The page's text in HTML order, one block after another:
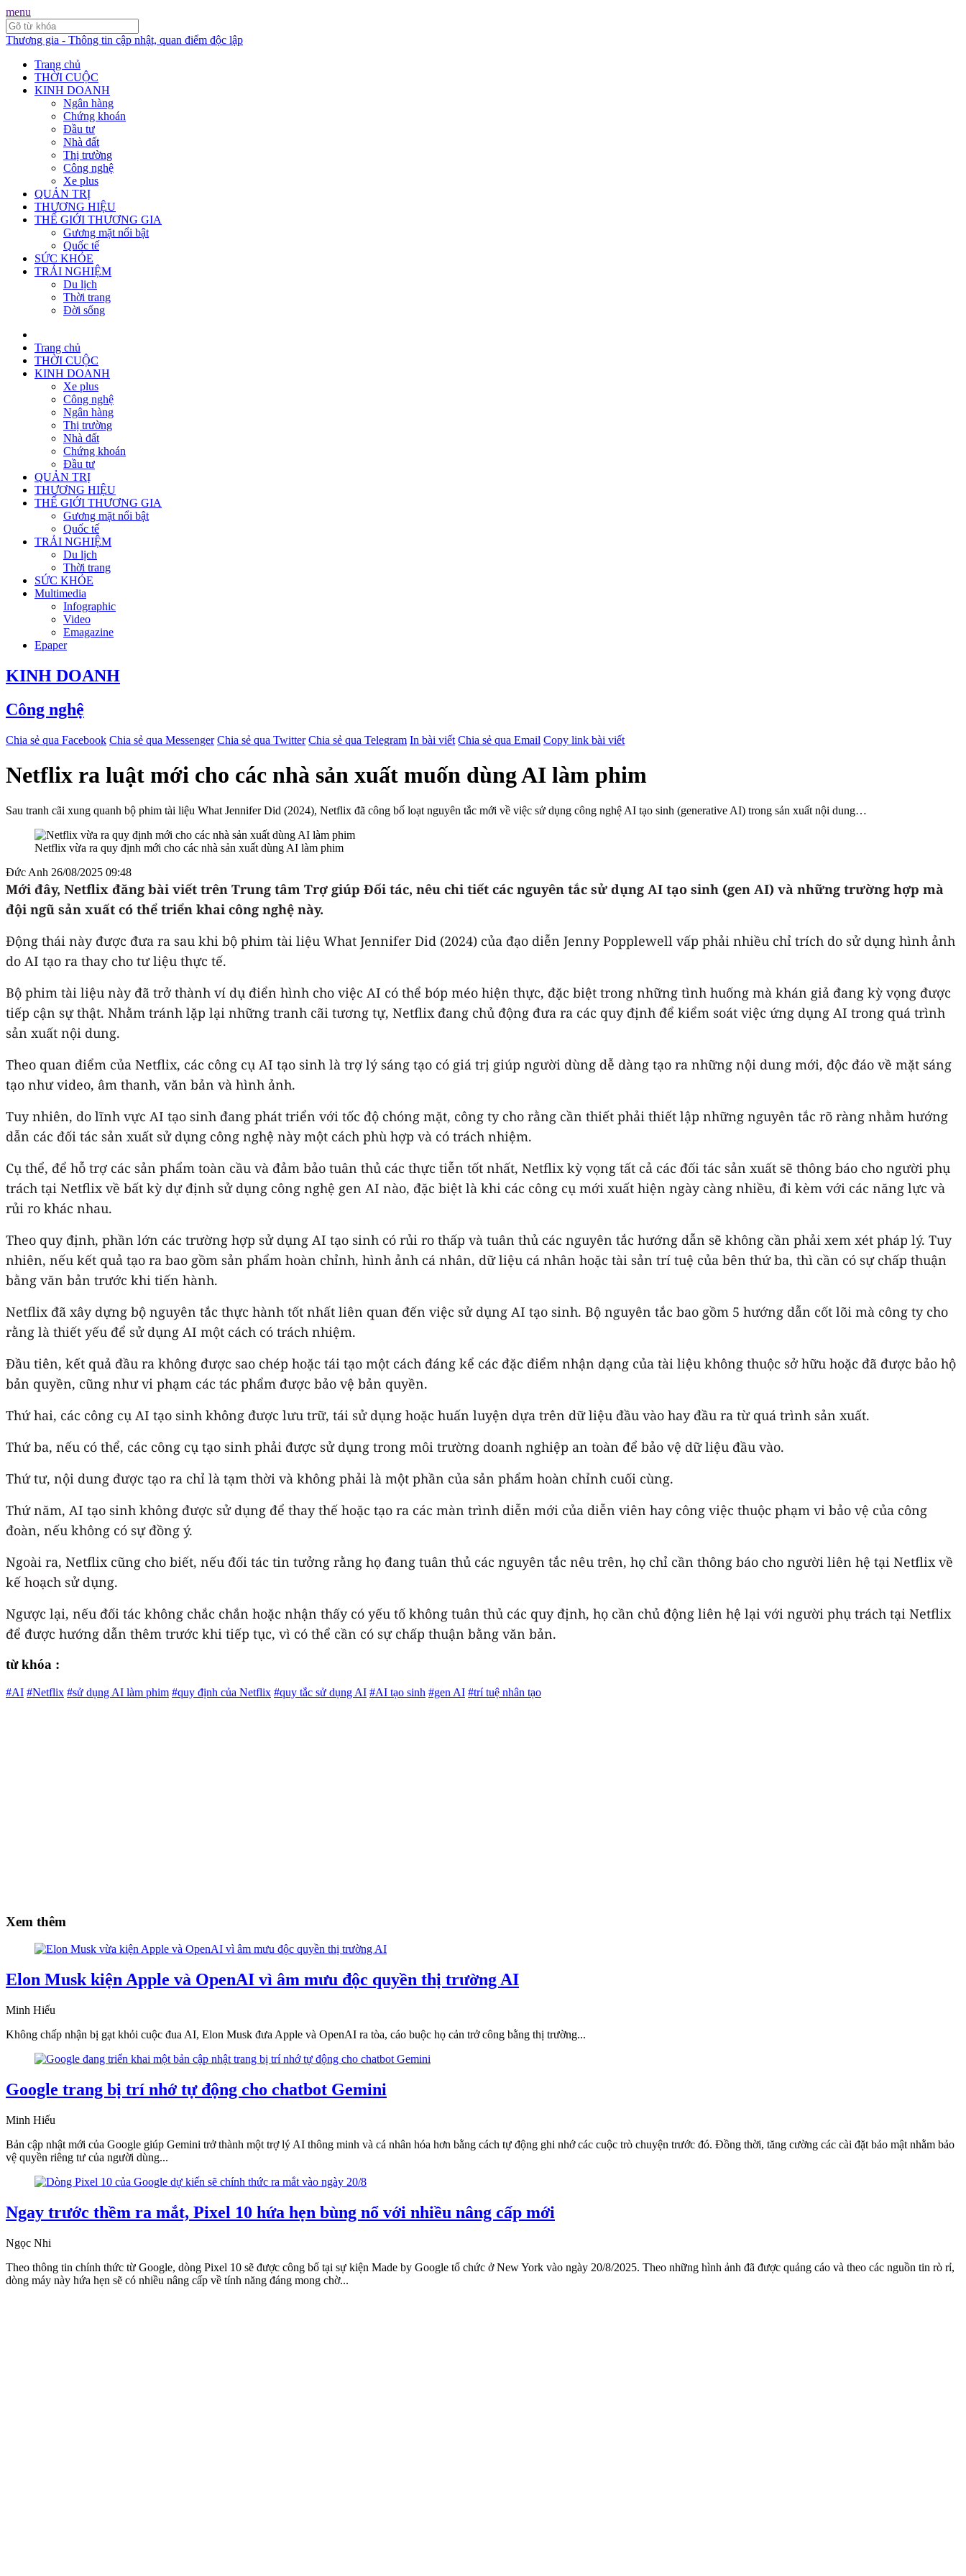
menu
Thương gia - Thông tin cập nhật, quan điểm độc lập
Trang chủ
THỜI CUỘC
KINH DOANH
Ngân hàng
Chứng khoán
Đầu tư
Nhà đất
Thị trường
Công nghệ
Xe plus
QUẢN TRỊ
THƯƠNG HIỆU
THẾ GIỚI THƯƠNG GIA
Gương mặt nổi bật
Quốc tế
SỨC KHỎE
TRẢI NGHIỆM
Du lịch
Thời trang
Đời sống
Trang chủ
THỜI CUỘC
KINH DOANH
Xe plus
Công nghệ
Ngân hàng
Thị trường
Nhà đất
Chứng khoán
Đầu tư
QUẢN TRỊ
THƯƠNG HIỆU
THẾ GIỚI THƯƠNG GIA
Gương mặt nổi bật
Quốc tế
TRẢI NGHIỆM
Du lịch
Thời trang
SỨC KHỎE
Multimedia
Infographic
Video
Emagazine
Epaper
KINH DOANH
Công nghệ
Chia sẻ qua Facebook Chia sẻ qua Messenger Chia sẻ qua Twitter Chia sẻ qua Telegram In bài viết Chia sẻ qua Email Copy link bài viết
Netflix ra luật mới cho các nhà sản xuất muốn dùng AI làm phim
Sau tranh cãi xung quanh bộ phim tài liệu What Jennifer Did (2024), Netflix đã công bố loạt nguyên tắc mới về việc sử dụng công nghệ AI tạo sinh (generative AI) trong sản xuất nội dung…
Netflix vừa ra quy định mới cho các nhà sản xuất dùng AI làm phim
Đức Anh 26/08/2025 09:48
Mới đây, Netflix đăng bài viết trên Trung tâm Trợ giúp Đối tác, nêu chi tiết các nguyên tắc sử dụng AI tạo sinh (gen AI) và những trường hợp mà
đội ngũ sản xuất có thể triển khai công nghệ này.
Động thái này được đưa ra sau khi bộ phim tài liệu What Jennifer Did (2024) của đạo diễn Jenny Popplewell vấp phải nhiều chỉ trích do sử dụng hình ảnh
do AI tạo ra thay cho tư liệu thực tế.
Bộ phim tài liệu này đã trở thành ví dụ điển hình cho việc AI có thể bóp méo hiện thực, đặc biệt trong những tình huống mà khán giả đang kỳ vọng được
tiếp cận sự thật. Nhằm tránh lặp lại những tranh cãi tương tự, Netflix đang chủ động đưa ra các quy định để kiểm soát việc ứng dụng AI trong quá trình
sản xuất nội dung.
Theo quan điểm của Netflix, các công cụ AI tạo sinh là trợ lý sáng tạo có giá trị giúp người dùng dễ dàng tạo ra những nội dung mới, độc đáo về mặt sáng
tạo như video, âm thanh, văn bản và hình ảnh.
Tuy nhiên, do lĩnh vực AI tạo sinh đang phát triển với tốc độ chóng mặt, công ty cho rằng cần thiết phải thiết lập những nguyên tắc rõ ràng nhằm hướng
dẫn các đối tác sản xuất sử dụng công nghệ này một cách phù hợp và có trách nhiệm.
Cụ thể, để hỗ trợ các sản phẩm toàn cầu và đảm bảo tuân thủ các thực tiễn tốt nhất, Netflix kỳ vọng tất cả các đối tác sản xuất sẽ thông báo cho người phụ
trách tại Netflix về bất kỳ dự định sử dụng công nghệ gen AI nào, đặc biệt là khi các công cụ mới xuất hiện ngày càng nhiều, đi kèm với các năng lực và
rủi ro khác nhau.
Theo quy định, phần lớn các trường hợp sử dụng AI tạo sinh có rủi ro thấp và tuân thủ các nguyên tắc hướng dẫn sẽ không cần phải xem xét pháp lý. Tuy
nhiên, nếu kết quả tạo ra bao gồm sản phẩm hoàn chỉnh, hình ảnh cá nhân, dữ liệu cá nhân hoặc tài sản trí tuệ của bên thứ ba, thì cần có sự chấp thuận
bằng văn bản trước khi tiến hành.
Netflix đã xây dựng bộ nguyên tắc thực hành tốt nhất liên quan đến việc sử dụng AI tạo sinh. Bộ nguyên tắc bao gồm 5 hướng dẫn cốt lõi mà công ty cho
rằng là thiết yếu để sử dụng AI một cách có trách nhiệm.
Đầu tiên, kết quả đầu ra không được sao chép hoặc tái tạo một cách đáng kể các đặc điểm nhận dạng của tài liệu không thuộc sở hữu hoặc đã được bảo hộ
bản quyền, cũng như vi phạm các tác phẩm được bảo vệ bản quyền.
Thứ hai, các công cụ AI tạo sinh không được lưu trữ, tái sử dụng hoặc huấn luyện dựa trên dữ liệu đầu vào hay đầu ra từ quá trình sản xuất.
Thứ ba, nếu có thể, các công cụ tạo sinh phải được sử dụng trong môi trường doanh nghiệp an toàn để bảo vệ dữ liệu đầu vào.
Thứ tư, nội dung được tạo ra chỉ là tạm thời và không phải là một phần của sản phẩm hoàn chỉnh cuối cùng.
Thứ năm, AI tạo sinh không được sử dụng để thay thế hoặc tạo ra các màn trình diễn mới của diễn viên hay công việc thuộc phạm vi bảo vệ của công
đoàn, nếu không có sự đồng ý.
Ngoài ra, Netflix cũng cho biết, nếu đối tác tin tưởng rằng họ đang tuân thủ các nguyên tắc nêu trên, họ chỉ cần thông báo cho người liên hệ tại Netflix về
kế hoạch sử dụng.
Ngược lại, nếu đối tác không chắc chắn hoặc nhận thấy có yếu tố không tuân thủ các quy định, họ cần chủ động liên hệ lại với người phụ trách tại Netflix
để được hướng dẫn thêm trước khi tiếp tục, vì có thể cần có sự chấp thuận bằng văn bản.
từ khóa :
#AI #Netflix #sử dụng AI làm phim #quy định của Netflix #quy tắc sử dụng AI #AI tạo sinh #gen AI #trí tuệ nhân tạo
Xem thêm
Elon Musk kiện Apple và OpenAI vì âm mưu độc quyền thị trường AI
Minh Hiếu
Không chấp nhận bị gạt khỏi cuộc đua AI, Elon Musk đưa Apple và OpenAI ra tòa, cáo buộc họ cản trở công bằng thị trường...
Google trang bị trí nhớ tự động cho chatbot Gemini
Minh Hiếu
Bản cập nhật mới của Google giúp Gemini trở thành một trợ lý AI thông minh và cá nhân hóa hơn bằng cách tự động ghi nhớ các cuộc trò chuyện trước đó. Đồng thời, tăng cường các cài đặt bảo mật nhằm bảo
vệ quyền riêng tư của người dùng...
Ngay trước thềm ra mắt, Pixel 10 hứa hẹn bùng nổ với nhiều nâng cấp mới
Ngọc Nhi
Theo thông tin chính thức từ Google, dòng Pixel 10 sẽ được công bố tại sự kiện Made by Google tổ chức ở New York vào ngày 20/8/2025. Theo những hình ảnh đã được quảng cáo và theo các nguồn tin rò rỉ,
dòng máy này hứa hẹn sẽ có nhiều nâng cấp về tính năng đáng mong chờ...